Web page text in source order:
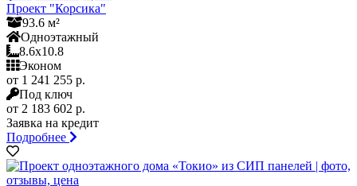
Проект "Корсика"
93.6 м²
Одноэтажный
8.6x10.8
Эконом
от 1 241 255 р.
Под ключ
от 2 183 602 р.
Заявка на кредит
Подробнее